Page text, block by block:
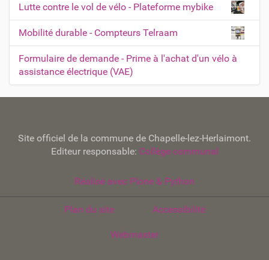
Lutte contre le vol de vélo - Plateforme mybike
Mobilité durable - Compteurs Telraam
Formulaire de demande - Prime à l'achat d'un vélo à
assistance électrique (VAE)
Site officiel de la commune de Chapelle-lez-Herlaimont.
Editeur responsable: Collège communal
Réalisé avec Plone & Python
Plan du site Accessibilité
Webmaster